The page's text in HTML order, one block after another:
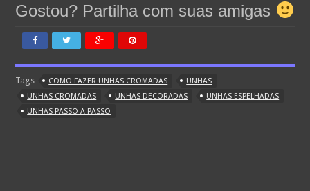
Gostou? Partilha com suas amigas
Tags COMO FAZER UNHAS CROMADAS
UNHAS
UNHAS CROMADAS
UNHAS DECORADAS
UNHAS ESPELHADAS
UNHAS PASSO A PASSO